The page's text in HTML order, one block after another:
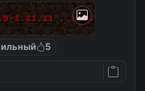
1.21.11 , this
5